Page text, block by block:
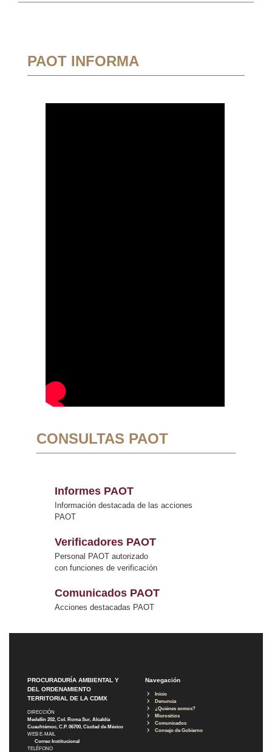
PAOT INFORMA
CONSULTAS PAOT
Informes PAOT
Información destacada de las acciones
PAOT
Verificadores PAOT
Personal PAOT autorizado
con funciones de verificación
Comunicados PAOT
Acciones destacadas PAOT
PROCURADURÍA AMBIENTAL Y
DEL ORDENAMIENTO
TERRITORIAL DE LA CDMX
DIRECCIÓN
Medellín 202, Col. Roma Sur, Alcaldía
Cuauhtémoc, C.P. 06700, Ciudad de México
WEB E-MAIL
Correo Institucional
TELÉFONO
Navegación
Inicio
Denuncia
¿Quiénes somos?
Micrositios
Comunicados
Consejo de Gobierno